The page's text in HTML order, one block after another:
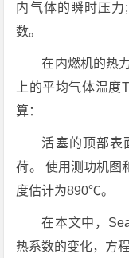
内气体的瞬时压
数。
在内燃机的热
上的平均气体温
算：
活塞的顶部表
荷。 使用测功机图
度估计为890℃。
在本文中，
热系数的变化，方